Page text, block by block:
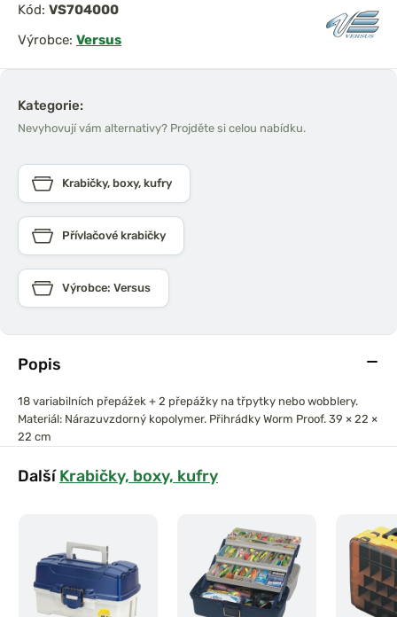
Popis
18 variabilních přepážek + 2 přepážky na třpytky nebo wobblery.
Materiál: Nárazuvzdorný kopolymer. Přihrádky Worm Proof. 39 × 22 ×
22 cm
DalšíKrabičky, boxy, kufry
Kód: VS704000
Výrobce: Versus
Kategorie:
Nevyhovují vám alternativy? Projděte si celou nabídku.
Krabičky, boxy, kufry
Přívlačové krabičky
Výrobce: Versus